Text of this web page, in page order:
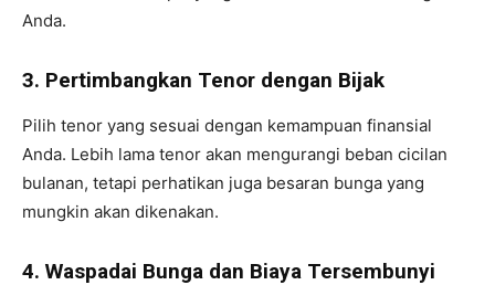
Anda.
3. Pertimbangkan Tenor dengan Bijak
Pilih tenor yang sesuai dengan kemampuan finansial
Anda. Lebih lama tenor akan mengurangi beban cicilan
bulanan, tetapi perhatikan juga besaran bunga yang
mungkin akan dikenakan.
4. Waspadai Bunga dan Biaya Tersembunyi